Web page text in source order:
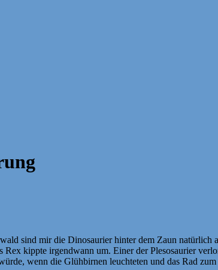
sind mir die Dinosaurier hinter dem Zaun
Rex kippte irgendwann um. Einer der Plesosaurier
wenn die Glühbirnen leuchteten und das Rad